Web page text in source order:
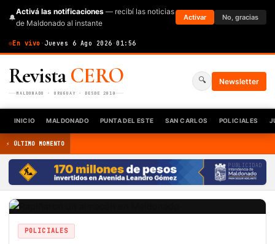
🔔
Activá las notificaciones — recibí las noticias
de Maldonado al instante
Activar No, gracias
En vivo · Jueves 6 Ago 2026 ·01:56
RevistaCERO
MALDONADO · URUGUAY · DESDE 2010
🔍 Newsletter
INICIO MALDONADO PUNTA DEL ESTE SAN CARLOS POLICIALES
⚡ ÚLTIMO MOMENTO
PUBLICIDAD
POLICIALES